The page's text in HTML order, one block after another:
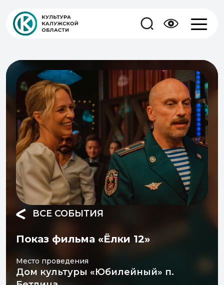
ВСЕ СОБЫТИЯ
Показ фильма «Ёлки 12»
Место проведения
Дом культуры «Юбилейный» п.